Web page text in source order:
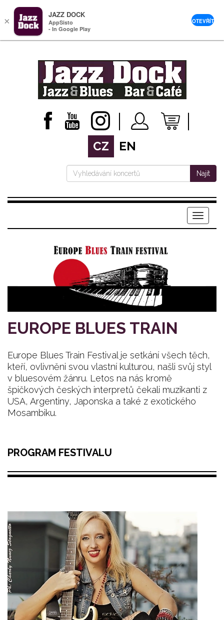
CZ EN
Najít
Menu
EUROPE BLUES TRAIN
Europe Blues Train Festival je setkání všech těch,
kteří, ovlivněni svou vlastní kulturou, našli svůj styl
v bluesovém žánru. Letos na nás kromě
špičkových českých interpretů čekali muzikanti z
USA, Argentiny, Japonska a také z exotického
Mosambiku.
PROGRAM FESTIVALU
×
JAZZ DOCK
AppSisto
- In Google Play
OTEVŘÍT